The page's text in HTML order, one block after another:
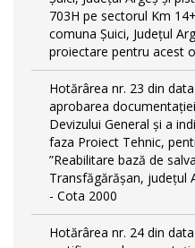
703H pe sectorul Km
comuna Șuici, Județul
proiectare pentru acest
Hotărârea nr. 23 din
aprobarea
Devizului General și a
faza Proiect Tehnic,
”Reabilitare bază de
Transfăgărășan, județul
- Cota 2000
Hotărârea nr. 24 din